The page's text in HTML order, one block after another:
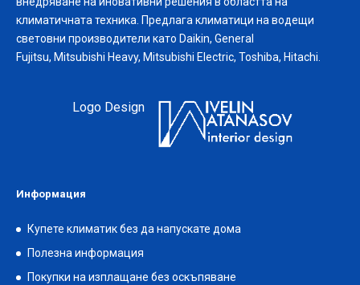
климатичната техника. Предлага климатици на водещи
световни производители като Daikin, General
Fujitsu, Mitsubishi Heavy, Mitsubishi Electric, Toshiba, Hitachi.
Logo Design
Информация
Купете климатик без да напускате дома
Полезна информация
Покупки на изплащане без оскъпяване